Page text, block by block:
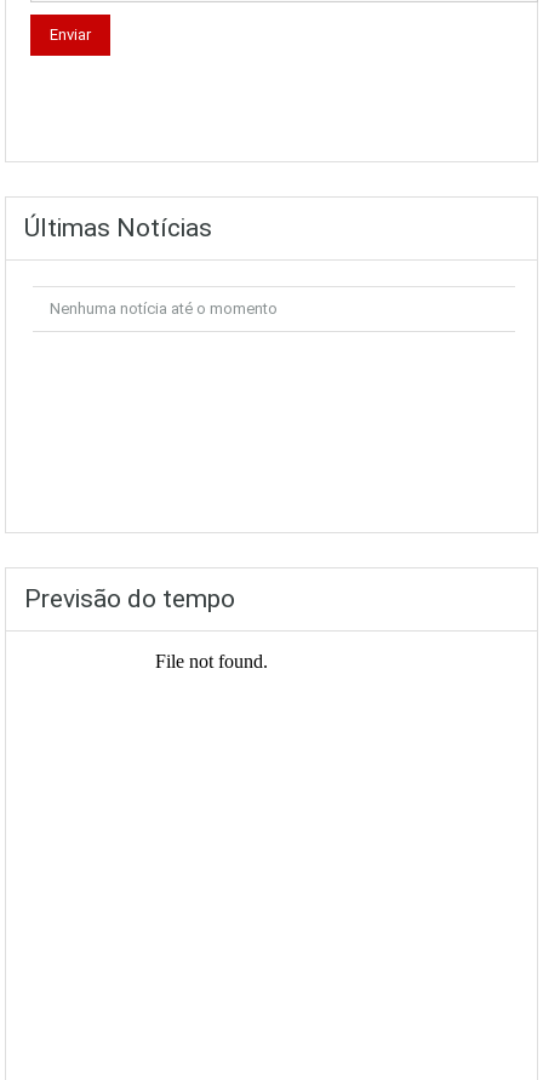
Últimas Notícias
Nenhuma notícia até o momento
Previsão do tempo